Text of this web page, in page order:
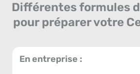
Différentes formules
pour préparer votre
En entreprise :